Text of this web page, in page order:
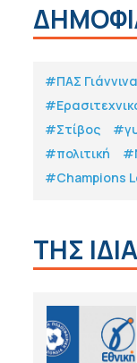
#ΠΑΣ Γιάννινα
#Στίβος
#πολιτική
#Champions
ΤΗΣ